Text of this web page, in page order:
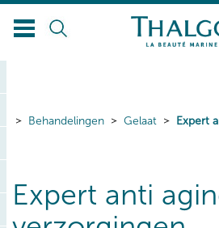
Behandelingen Gelaat Expert
Expert anti